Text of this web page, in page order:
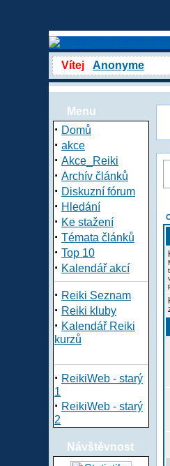
Vítej Anonyme
Menu
· Domů
· akce
· Akce_Reiki
· Archív článků
· Diskuzní fórum
· Hledání
· Ke stažení
· Témata článků
· Top 10
· Kalendář akcí
· Reiki Seznam
· Reiki kluby
· Kalendář Reiki
kurzů
· ReikiWeb - starý
1
· ReikiWeb - starý
2
Návštěvnost